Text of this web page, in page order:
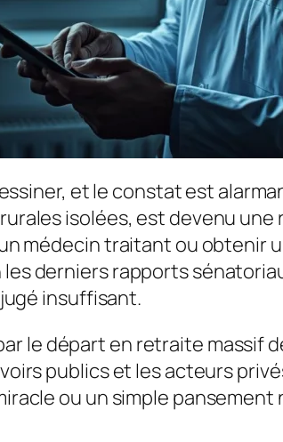
et le constat est
isolées, est devenu
médecin traitant ou obtenir
derniers rapports
insuffisant.
le départ en retraite massif
publics et les acteurs
ou un simple